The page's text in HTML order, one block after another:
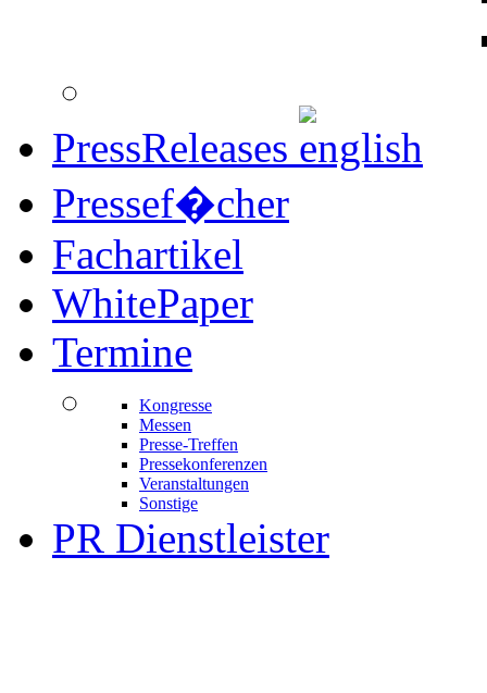
PressReleases
Pressef�cher
Fachartikel
WhitePaper
Termine
Kongresse
Messen
Presse-Treffen
Pressekonferenzen
Veranstaltungen
Sonstige
PR Dienstleister